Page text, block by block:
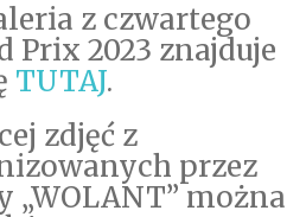
z czwartego
Prix 2023 znajduje
TUTAJ.
zdjęć z
przez
można